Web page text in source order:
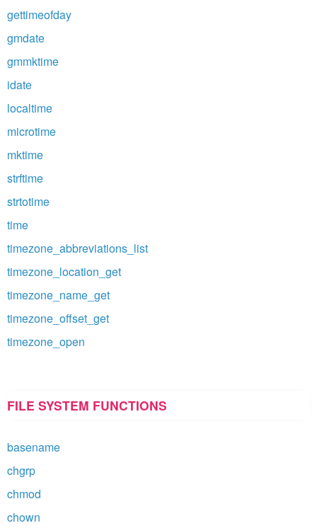
gettimeofday
gmdate
gmmktime
idate
localtime
microtime
mktime
strftime
strtotime
time
timezone_abbreviations_list
timezone_location_get
timezone_name_get
timezone_offset_get
timezone_open
FILE SYSTEM FUNCTIONS
basename
chgrp
chmod
chown